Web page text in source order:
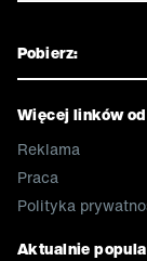
Pobierz:
Więcej linków
Reklama
Praca
Polityka
Aktualnie